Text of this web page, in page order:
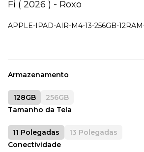
Fi ( 2026 ) - Roxo
APPLE-IPAD-AIR-M4-13-256GB-
Armazenamento
128GB
256GB
Tamanho da Tela
11 Polegadas
13 Polegadas
Conectividade